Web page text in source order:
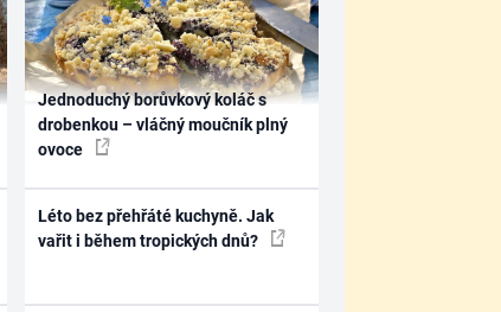
Jednoduchý borůvkový koláč s
drobenkou – vláčný moučník plný
ovoce
Léto bez přehřáté kuchyně. Jak
vařit i během tropických dnů?